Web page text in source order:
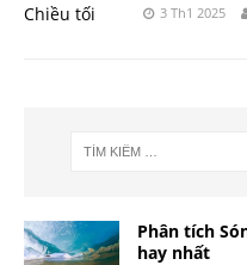
3 Th1 2025
Phân tích
hay nhất